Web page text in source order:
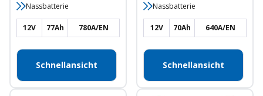
Nassbatterie
12V 77Ah 780A/EN
Schnellansicht
Nassbatterie
12V 70Ah 640A/EN
Schnellansicht